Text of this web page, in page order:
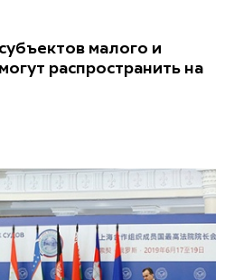
малого и
распространить на